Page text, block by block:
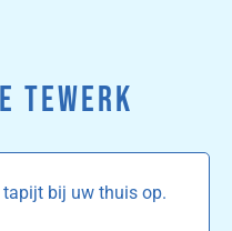
TEWERK
tapijt bij uw thuis op.